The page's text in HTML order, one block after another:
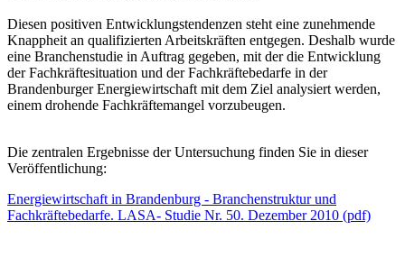
Diesen positiven Entwicklungstendenzen steht eine zunehmende
Knappheit an qualifizierten Arbeitskräften entgegen. Deshalb wurde
eine Branchenstudie in Auftrag gegeben, mit der die Entwicklung
der Fachkräftesituation und der Fachkräftebedarfe in der
Brandenburger Energiewirtschaft mit dem Ziel analysiert werden,
einem drohende Fachkräftemangel vorzubeugen.
Die zentralen Ergebnisse der Untersuchung finden Sie in dieser
Veröffentlichung:
Energiewirtschaft in Brandenburg - Branchenstruktur und
Fachkräftebedarfe. LASA- Studie Nr. 50. Dezember 2010 (pdf)